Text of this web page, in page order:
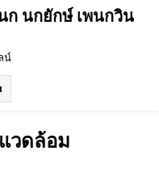
ก นกยักษ์ เพนกวิน
น์
วดล้อม